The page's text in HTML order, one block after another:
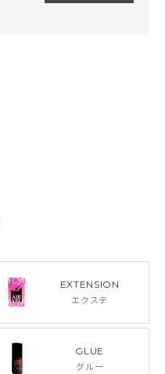
EXTENSION
エクステ
GLUE
グルー